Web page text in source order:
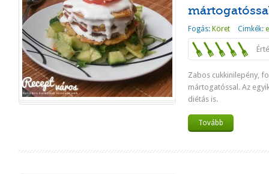
Fogás: Köret Cimkék:
Zabos cukkinilepény,
mártogatóssal. Az
diétás is.
Tovább